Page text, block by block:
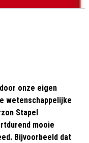
onze eigen
wetenschappelijke
Stapel
mooie
Bijvoorbeeld dat